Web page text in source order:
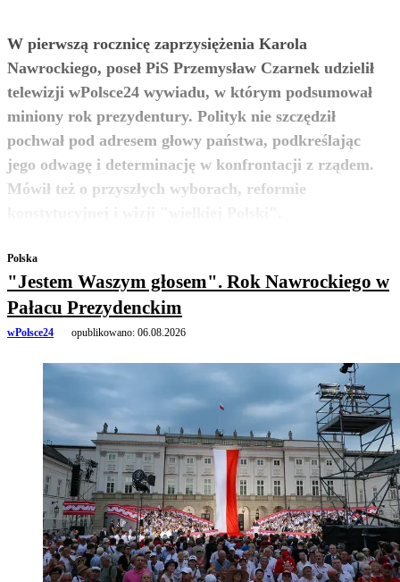
W pierwszą rocznicę zaprzysiężenia Karola
Nawrockiego, poseł PiS Przemysław Czarnek udzielił
telewizji wPolsce24 wywiadu, w którym podsumował
miniony rok prezydentury. Polityk nie szczędził
pochwał pod adresem głowy państwa, podkreślając
jego odwagę i determinację w konfrontacji z rządem.
Mówił też o przyszłych wyborach, reformie
zobacz więcej
Polska
"Jestem Waszym głosem". Rok Nawrockiego w
Pałacu Prezydenckim
wPolsce24 opublikowano: 06.08.2026